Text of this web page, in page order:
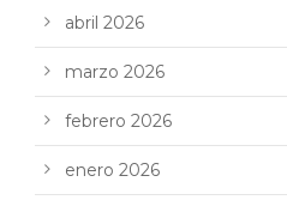
abril 2026
marzo 2026
febrero 2026
enero 2026